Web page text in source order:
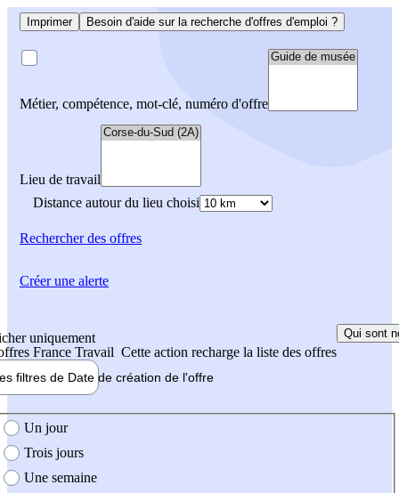
Imprimer Besoin d'aide sur la recherche d'offres d'emploi ?
Métier, compétence, mot-clé, numéro d'offre
Lieu de travail
Distance autour du lieu choisi
Rechercherdes offres
uniquement
France Travail Cette action recharge la liste des offres
Qui sont
filtres de Date de création de l'offre
création de l'offre
Un jour
Trois jours
Une semaine
Créer une alerte